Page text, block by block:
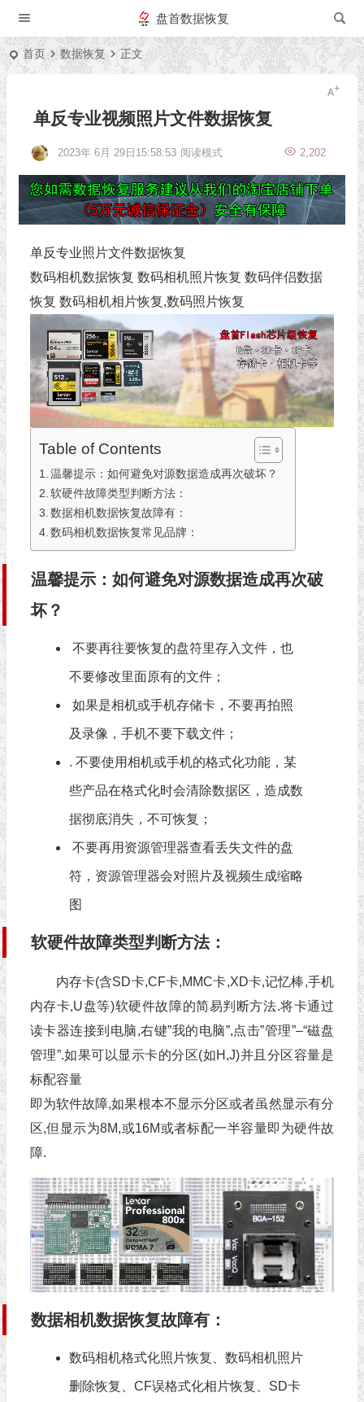
盘首数据恢复
首页 数据恢复 正文
单反专业视频照片文件数据恢复
2023年 6月 29日15:58:53 2,202
阅读模式
单反专业照片文件数据恢复
数码相机数据恢复 数码相机照片恢复 数码伴侣数据
恢复 数码相机相片恢复,数码照片恢复
Table of Contents
温馨提示：如何避免对源数据造成再次破坏？
软硬件故障类型判断方法：
数据相机数据恢复故障有：
数码相机数据恢复常见品牌：
温馨提示：如何避免对源数据造成再次破
坏？
不要再往要恢复的盘符里存入文件，也
不要修改里面原有的文件；
如果是相机或手机存储卡，不要再拍照
及录像，手机不要下载文件；
. 不要使用相机或手机的格式化功能，某
些产品在格式化时会清除数据区，造成数
据彻底消失，不可恢复；
不要再用资源管理器查看丢失文件的盘
符，资源管理器会对照片及视频生成缩略
图
软硬件故障类型判断方法：
内存卡(含SD卡,CF卡,MMC卡,XD卡,记忆棒,手机
内存卡,U盘等)软硬件故障的简易判断方法.将卡通过
读卡器连接到电脑,右键”我的电脑”,点击”管理”–“磁盘
管理”.如果可以显示卡的分区(如H,J)并且分区容量是
标配容量
即为软件故障,如果根本不显示分区或者虽然显示有分
区,但显示为8M,或16M或者标配一半容量即为硬件故
障.
数据相机数据恢复故障有：
数码相机格式化照片恢复、数码相机照片
删除恢复、CF误格式化相片恢复、SD卡